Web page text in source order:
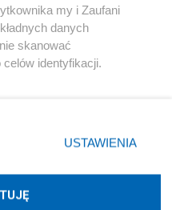
Instagram Youtube
my i Zaufani
danych
skanować
identyfikacji.
ustawień prywatności
rogu strony
wymagają zgody
się takiemu
miały zastosowania tylko
USTAWIENIA